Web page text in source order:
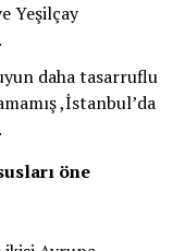
Yeşilçay
daha tasarruflu
,İstanbul’da
öne